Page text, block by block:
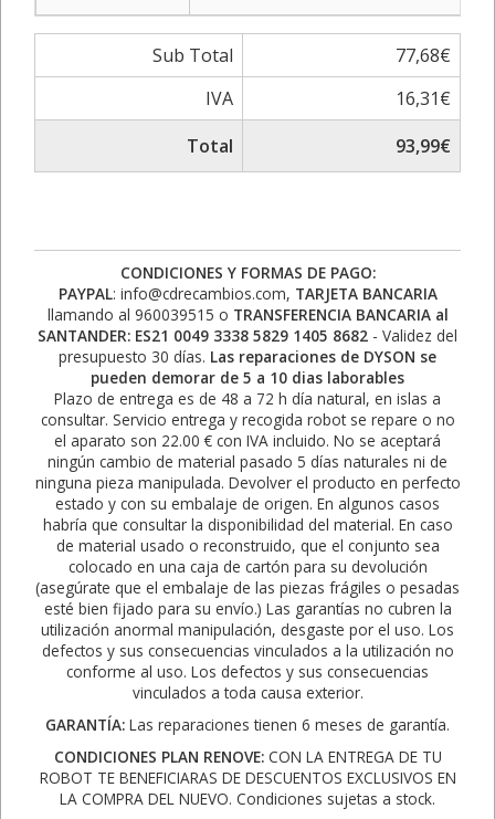
Sub Total
77,68€
IVA
16,31€
Total
93,99€
CONDICIONES Y FORMAS DE PAGO:
PAYPAL: info@cdrecambios.com, TARJETA BANCARIA
llamando al 960039515 o TRANSFERENCIA BANCARIA al
SANTANDER: ES21 0049 3338 5829 1405 8682 - Validez del
presupuesto 30 días. Las reparaciones de DYSON se
pueden demorar de 5 a 10 dias laborables
Plazo de entrega es de 48 a 72 h día natural, en islas a
consultar. Servicio entrega y recogida robot se repare o no
el aparato son 22.00 € con IVA incluido. No se aceptará
ningún cambio de material pasado 5 días naturales ni de
ninguna pieza manipulada. Devolver el producto en perfecto
estado y con su embalaje de origen. En algunos casos
habría que consultar la disponibilidad del material. En caso
de material usado o reconstruido, que el conjunto sea
colocado en una caja de cartón para su devolución
(asegúrate que el embalaje de las piezas frágiles o pesadas
esté bien fijado para su envío.) Las garantías no cubren la
utilización anormal manipulación, desgaste por el uso. Los
defectos y sus consecuencias vinculados a la utilización no
conforme al uso. Los defectos y sus consecuencias
vinculados a toda causa exterior.
GARANTÍA: Las reparaciones tienen 6 meses de garantía.
CONDICIONES PLAN RENOVE:CON LA ENTREGA DE TU
ROBOT TE BENEFICIARAS DE DESCUENTOS EXCLUSIVOS EN
LA COMPRA DEL NUEVO. Condiciones sujetas a stock.